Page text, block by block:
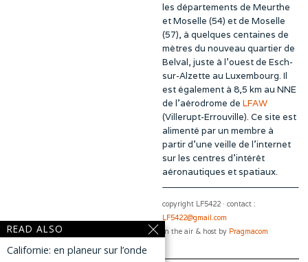
les départements de Meurthe
et Moselle (54) et de Moselle
(57), à quelques centaines de
mètres du nouveau quartier de
Belval, juste à l’ouest de Esch-
sur-Alzette au Luxembourg. Il
est également à 8,5 km au NNE
de l’aérodrome de LFAW
(Villerupt-Errouville). Ce site est
alimenté par un membre à
partir d’une veille de l’internet
sur les centres d’intérêt
aéronautiques et spatiaux.
copyright LF5422 · contact :
LF5422@gmail.com
In the air & host by Pragmacom
READ ALSO
Californie: en planeur sur l’onde